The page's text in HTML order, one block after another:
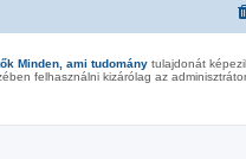
Minden, ami tudomány tulajdonát
felhasználni kizárólag az